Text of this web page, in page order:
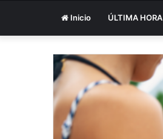
Inicio ÚLTIMA HORA